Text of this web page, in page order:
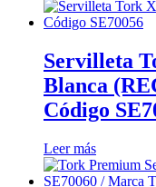
Servilleta
Blanca
Código
Leer más